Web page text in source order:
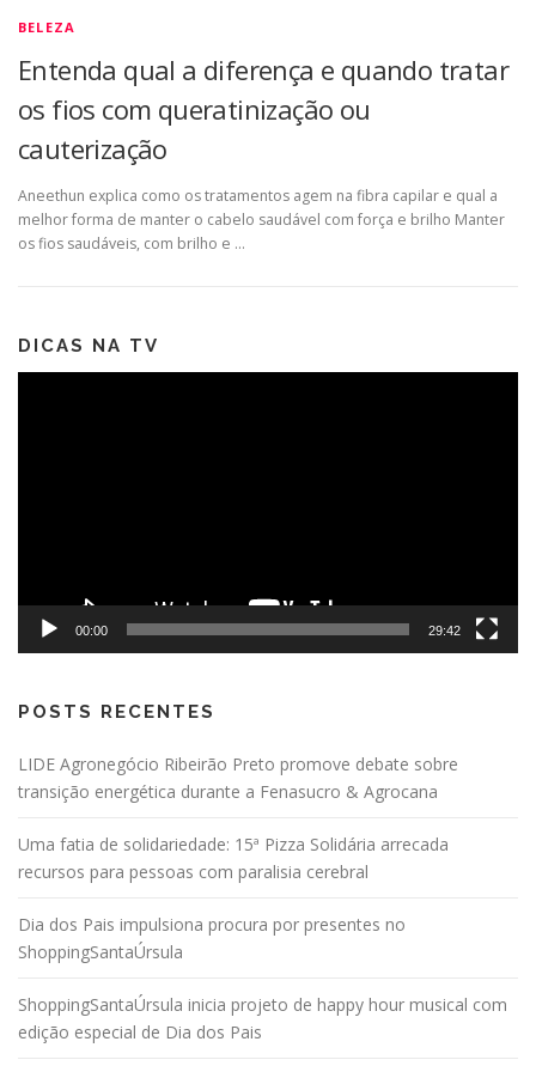
BELEZA
Entenda qual a diferença e quando tratar
os fios com queratinização ou
cauterização
Aneethun explica como os tratamentos agem na fibra capilar e qual a
melhor forma de manter o cabelo saudável com força e brilho Manter
os fios saudáveis, com brilho e …
DICAS NA TV
00:00 29:42
POSTS RECENTES
LIDE Agronegócio Ribeirão Preto promove debate sobre
transição energética durante a Fenasucro & Agrocana
Uma fatia de solidariedade: 15ª Pizza Solidária arrecada
recursos para pessoas com paralisia cerebral
Dia dos Pais impulsiona procura por presentes no
ShoppingSantaÚrsula
ShoppingSantaÚrsula inicia projeto de happy hour musical com
edição especial de Dia dos Pais